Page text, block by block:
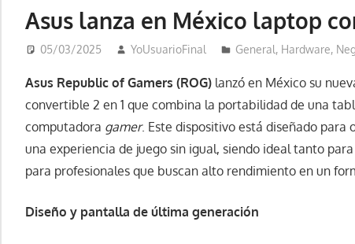
Asus lanza en México laptop
05/03/2025 YoUsuarioFinal General, Hardware,
Asus Republic of Gamers (ROG) lanzó en México su
convertible 2 en 1 que combina la portabilidad de una
computadora gamer. Este dispositivo está diseñado
una experiencia de juego sin igual, siendo ideal tanto
para profesionales que buscan alto rendimiento en un
Diseño y pantalla de última generación